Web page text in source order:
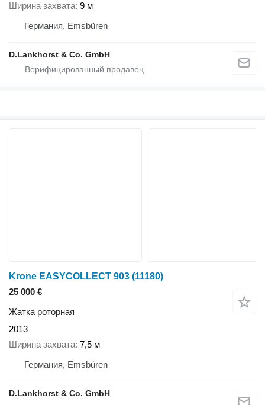
Ширина захвата 9 м
Германия, Emsbüren
D.Lankhorst & Co. GmbH
Krone EASYCOLLECT 903 (11180)
25 000 €
Жатка роторная
2013
Ширина захвата 7,5 м
Германия, Emsbüren
D.Lankhorst & Co. GmbH